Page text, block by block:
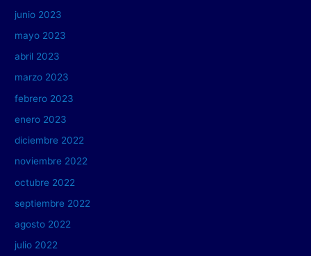
junio 2023
mayo 2023
abril 2023
marzo 2023
febrero 2023
enero 2023
diciembre 2022
noviembre 2022
octubre 2022
septiembre 2022
agosto 2022
julio 2022